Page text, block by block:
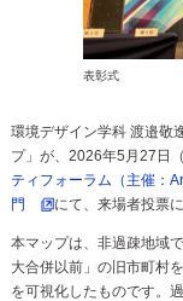
表彰式
環境デザイン学科 渡邉敬
プ」が、2026年5月27日
ティフォーラム（主催：
門
にて、来場者投票
本マップは、非過疎地域
大合併以前」の旧市町村
を可視化したものです。